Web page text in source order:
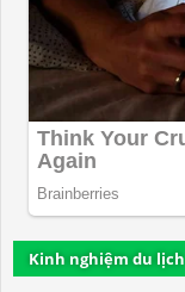
Kinh nghiệm du lịch